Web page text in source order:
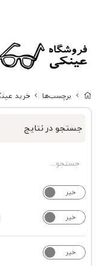
برچسب‌ها خرید
جستجو در نتایج
خیر
خیر
خیر